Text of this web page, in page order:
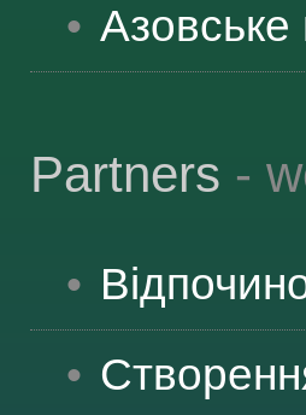
Partners -